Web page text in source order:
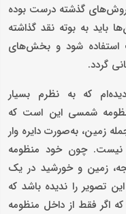
روش‌های گذشته درست بوده
به بوته نقد گذاشته
استفاده شود و بخش‌های
گردد.
که به نظرم بسیار
شمسی این است که
زمین، به‌صورت دایره وار
نیست. چون خود منظومه
زمین و خورشید در یک
تصویر را ندیده باشد که
اگر فقط از داخل منظومه